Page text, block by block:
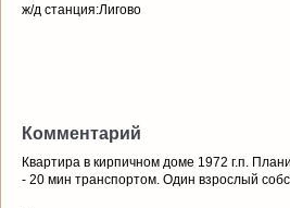
ж/д станция:Лигово
Комментарий
Квартира в кирпичном доме 1972 г.п.
- 20 мин транспортом. Один взрослый